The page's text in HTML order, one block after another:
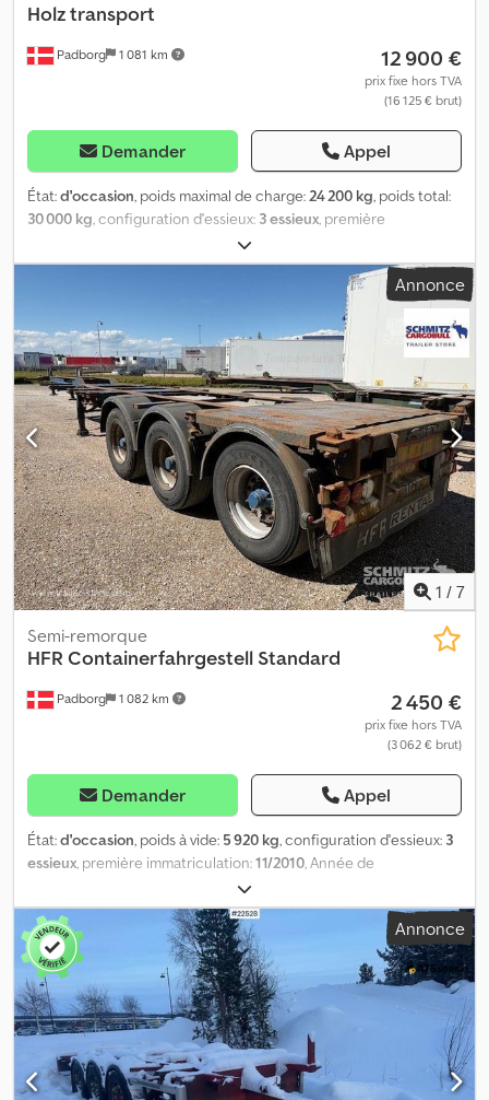
Padborg 1 081 km
Holz transport
12 900 €
prix fixe hors TVA
(16 125 € brut)
Demander Appel
État:d'occasion, poids maximal de charge:24 200 kg, poids total:
30 000 kg, configuration d'essieux: 3 essieux, première
, Équipement:
N Uuysfx Aqlsck Modèle : 30 t, 4 essieux Transport de grumes /
Transport de bois Année : 2011 État : Bon Numéro de série :
UH9PX301125HF1141 Réf. n° : 7949 Date d'immatriculation : 25-11-
2011 Dernière observation : 10-12-2024 Frein à disque : ? ABS : ?
Essieux arrière : BPW Suspension : Pneumatique Dimension pneus
: 265 / 70R19,5 Usure pneus restante : 100 - 100 - 80 - 100 % Poids
total : 30 000 kg Poids à vide : 5 800 kg Charge utile : 24 200 kg
Longueur intérieure : 7 400 mm
Annonce
1 / 7
Padborg 1 082 km
Semi-remorque
HFR Containerfahrgestell Standard
2 450 €
prix fixe hors TVA
(3 062 € brut)
Demander Appel
État:d'occasion, poids à vide: 5 920 kg, configuration d'essieux: 3
essieux, première immatriculation:11/2010, Année de
, Poids à vide : 5 920 kg. Vous trouverez
l'ensemble de notre offre de véhicules sur . Vous souhaitez un
financement ? Grâce à nos Value Added Services, nous vous
proposons des solutions de financement personnalisées, des
services complets et des prestations de télématique. Nous vous
conseillons volontiers. Djdpey Rwg Asfx Aqljck
Annonce